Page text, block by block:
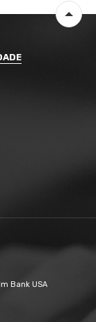
Bank USA